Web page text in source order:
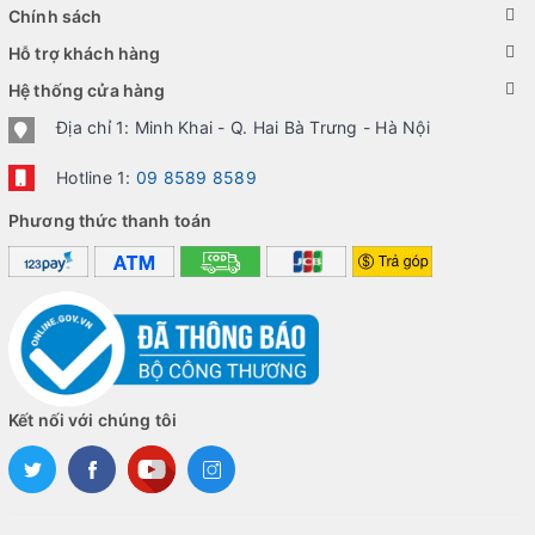
năng hiển thị vì thế Z10 cũng sở hữu một màn hình khá đẹp. Khi
giới thiệu, CEO của BlackBerry đã tự tin model cảm ứng của
mình là sản phẩm có màn hình rất đẹp với công nghệ hiển thị
mới nhất
Chính sách
Hỗ trợ khách hàng
Hệ thống cửa hàng
Địa chỉ 1: Minh Khai - Q. Hai Bà Trưng - Hà Nội
Hotline 1: 09 8589 8589
Phương thức thanh toán
Kết nối với chúng tôi